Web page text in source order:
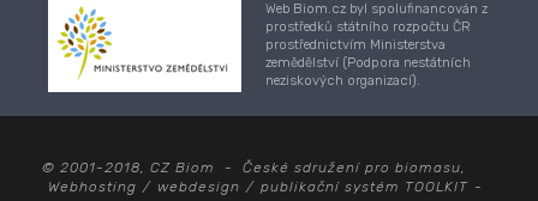
Web Biom.cz byl spolufinancován z
prostředků státního rozpočtu ČR
prostřednictvím Ministerstva
zemědělství (Podpora nestátních
neziskových organizací).
© 2001-2018, CZ Biom - České sdružení pro biomasu,
Webhosting / webdesign / publikační systém TOOLKIT -